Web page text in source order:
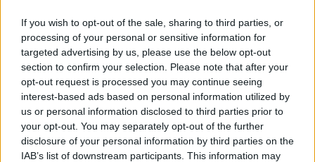
If you wish to opt-out of the sale, sharing to third parties, or
processing of your personal or sensitive information for
targeted advertising by us, please use the below opt-out
section to confirm your selection. Please note that after your
opt-out request is processed you may continue seeing
interest-based ads based on personal information utilized by
us or personal information disclosed to third parties prior to
your opt-out. You may separately opt-out of the further
disclosure of your personal information by third parties on the
IAB’s list of downstream participants. This information may
Η νέα BMW Σειρά 5 Sedan υπογραμμίζει τον προοδευτικό
της χαρακτήρα όχι μόνο με τις δύο αμιγώς ηλεκτρικές
παραλλαγές της, αλλά και με καινοτόμες ψηφιακές
υπηρεσίες για in-car gaming, audio και video streaming,
μεταξύ άλλων, καθώς και με ιδιαίτερα υψηλής ποιότητας
συστήματα υποβοήθησης οδηγού. Το κορυφαίο σύστημα
στον τομέα της αυτοματοποιημένης οδήγησης και